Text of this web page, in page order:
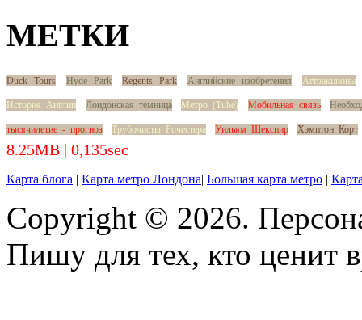
МЕТКИ
Duck Tours Hyde Park Regents Park Английские изобретения Аттракционы
История Англии Лондонская темница Метро (Tube) Мобильная связь
тысячилетие - прогноз Трубочисты Рочестера Уильям Шекспир Хэмптон Корт
8.25MB | 0,135sec
Карта блога | Карта метро Лондона| Большая карта метро |
Copyright © 2026.
Пишу для тех, кто ценит